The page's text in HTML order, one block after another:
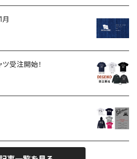
月
受注開始！